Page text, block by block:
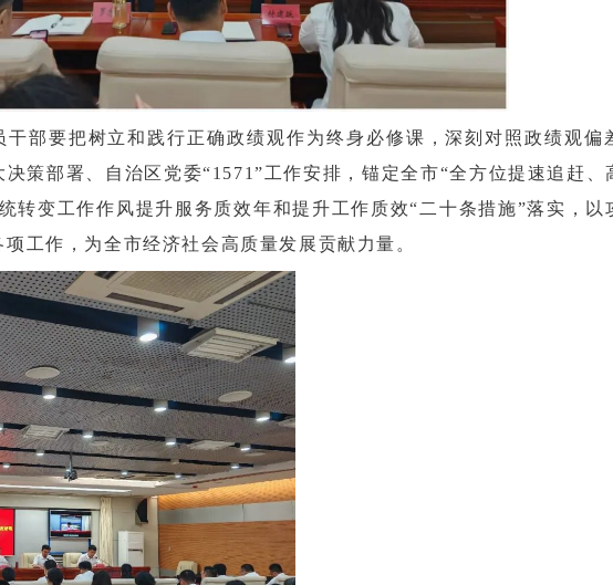
部要把树立和践行正确政绩观作为终身必修课，深刻对照政绩观偏
策部署、自治区党委“1571”工作安排，锚定全市“全方位提速追赶、
转变工作作风提升服务质效年和提升工作质效“二十条措施”落实，以
工作，为全市经济社会高质量发展贡献力量。